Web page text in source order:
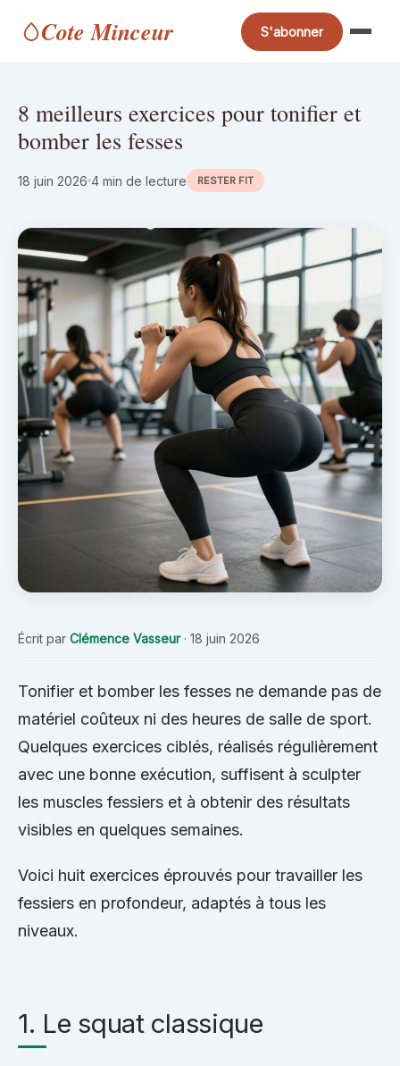
Cote Minceur S'abonner
8 meilleurs exercices pour tonifier et
bomber les fesses
18 juin 2026 4 min de lecture RESTER FIT
Écrit par Clémence Vasseur· 18 juin 2026
Tonifier et bomber les fesses ne demande pas de
matériel coûteux ni des heures de salle de sport.
Quelques exercices ciblés, réalisés régulièrement
avec une bonne exécution, suffisent à sculpter
les muscles fessiers et à obtenir des résultats
visibles en quelques semaines.
Voici huit exercices éprouvés pour travailler les
fessiers en profondeur, adaptés à tous les
niveaux.
1. Le squat classique